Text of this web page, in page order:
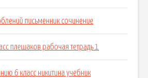
письменник сочинение
плешаков рабочая тетрадь 1
6 класс никитина учебник